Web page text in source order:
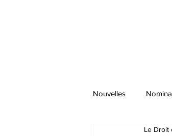
Nouvelles
Le Droit